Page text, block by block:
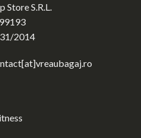
Store S.R.L.
2014